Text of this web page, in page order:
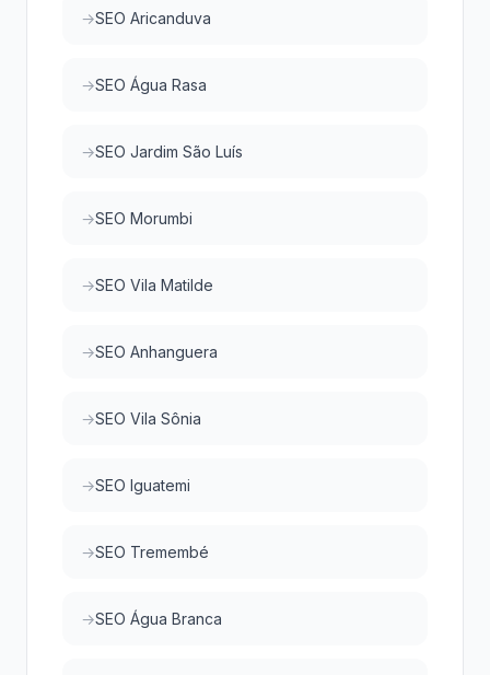
SEO Aricanduva
SEO Água Rasa
SEO Jardim São Luís
SEO Morumbi
SEO Vila Matilde
SEO Anhanguera
SEO Vila Sônia
SEO Iguatemi
SEO Tremembé
SEO Água Branca